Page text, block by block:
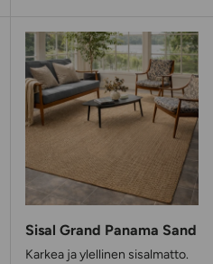
Sisal Grand Panama Sand
Karkea ja ylellinen sisalmatto.